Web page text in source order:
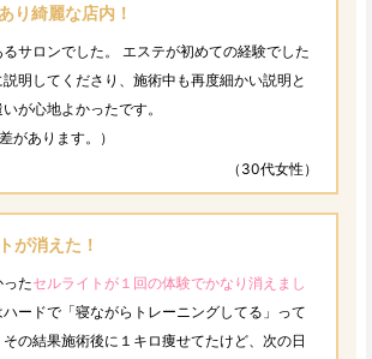
り綺麗な店内！
サロンでした。 エステが初めての経験でした
明してくださり、施術中も再度細かい説明と
が心地よかったです。
があります。）
（30代女性）
が消えた！
たセルライトが１回の体験でかなり消えまし
ハードで「寝ながらトレーニングしてる」って
の結果施術後に１キロ痩せてたけど、次の日